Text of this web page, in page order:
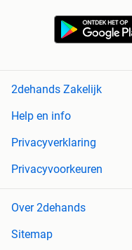
2dehands Zakelijk
Help en info
Privacyverklaring
Privacyvoorkeuren
Over 2dehands
Sitemap